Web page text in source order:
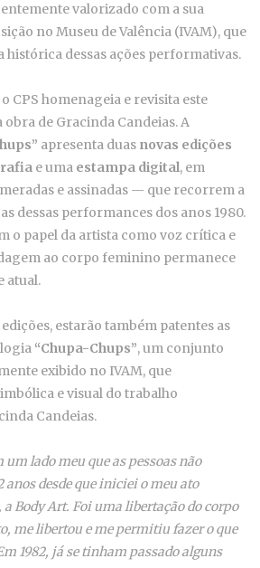
valorizado com a sua
no Museu de Valência (IVAM), que
histórica dessas ações performativas.
CPS homenageia e revisita este
de Gracinda Candeias. A
apresenta duas novas edições
e uma estampa digital, em
e assinadas — que recorrem a
dessas performances dos anos 1980.
o papel da artista como voz crítica e
ao corpo feminino permanece
atual.
estarão também patentes as
“Chupa-Chups”, um conjunto
exibido no IVAM, que
e visual do trabalho
Candeias.
um lado meu que as pessoas não
anos desde que iniciei o meu ato
Body Art. Foi uma libertação do corpo
me libertou e me permitiu fazer o que
1982, já se tinham passado alguns